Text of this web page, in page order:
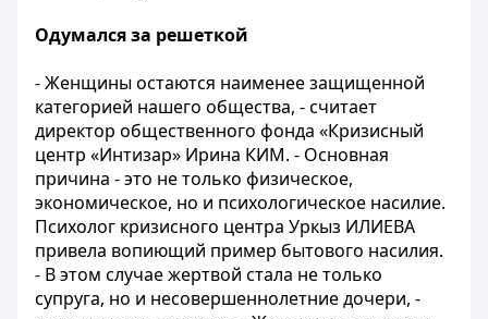
Одумался за решеткой
- Женщины остаются наименее защищенной
категорией нашего общества, - считает
директор общественного фонда «Кризисный
центр «Интизар» Ирина КИМ. - Основная
причина - это не только физическое,
экономическое, но и психологическое насилие.
Психолог кризисного центра Уркыз ИЛИЕВА
привела вопиющий пример бытового насилия.
- В этом случае жертвой стала не только
супруга, но и несовершеннолетние дочери, -